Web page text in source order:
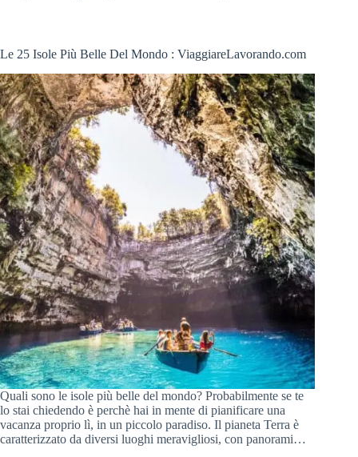
Le 25 Isole Più Belle Del Mondo : ViaggiareLavorando.com
Quali sono le isole più belle del mondo? Probabilmente se te
lo stai chiedendo è perchè hai in mente di pianificare una
vacanza proprio lì, in un piccolo paradiso. Il pianeta Terra è
caratterizzato da diversi luoghi meravigliosi, con panorami…